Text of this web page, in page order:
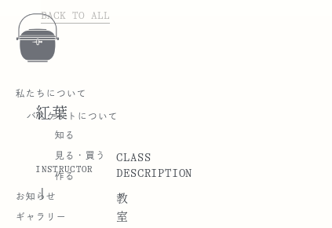
私たちについて
バスケットについて
知る
見る・買う
作る
お知らせ
ギャラリー
BACK TO ALL
紅葉
INSTRUCTOR
|
CLASS
DESCRIPTION
教
室